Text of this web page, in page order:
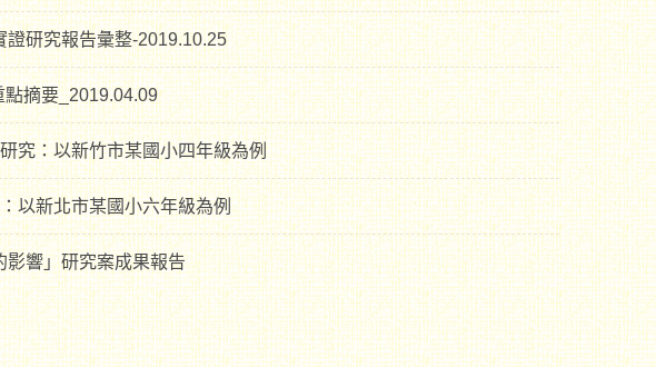
研究報告彙整-2019.10.25
摘要_2019.04.09
究：以新竹市某國小四年級為例
以新北市某國小六年級為例
影響」研究案成果報告